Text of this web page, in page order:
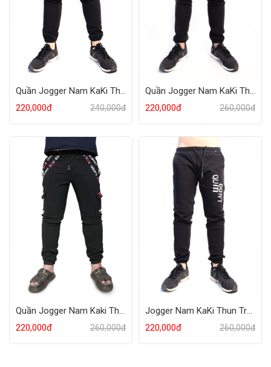
Quần Jogger Nam KaKi Thun Đen 2 Túi Hộp
220,000đ
240,000đ
Quần Jogger Nam KaKi Thun 2 Dây Đeo
220,000đ
260,000đ
Quần Jogger Nam Kaki Thun 2 Dây Đeo
220,000đ
260,000đ
Jogger Nam KaKi Thun Trơn
220,000đ
260,000đ